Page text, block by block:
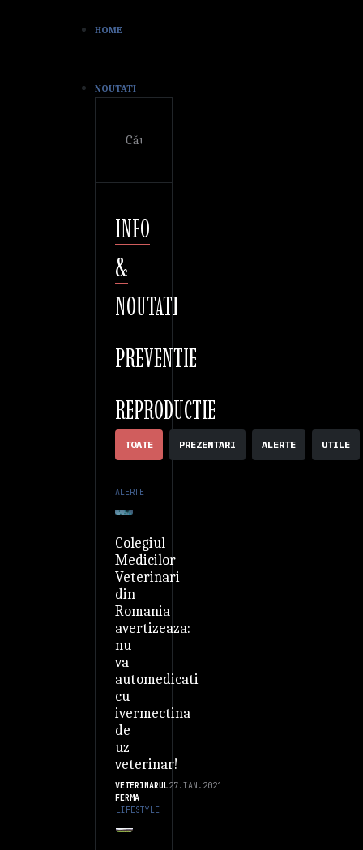
HOME
NOUTATI
Cautare
INFO
&
NOUTATI
PREVENTIE
REPRODUCTIE
TOATE PREZENTARI ALERTE UTILE
ALERTE
Colegiul
Medicilor
Veterinari
din
Romania
avertizeaza:
nu
va
automedicati
cu
ivermectina
de
uz
veterinar!
VETERINARUL
FERMA
27.IAN.2021
LIFESTYLE